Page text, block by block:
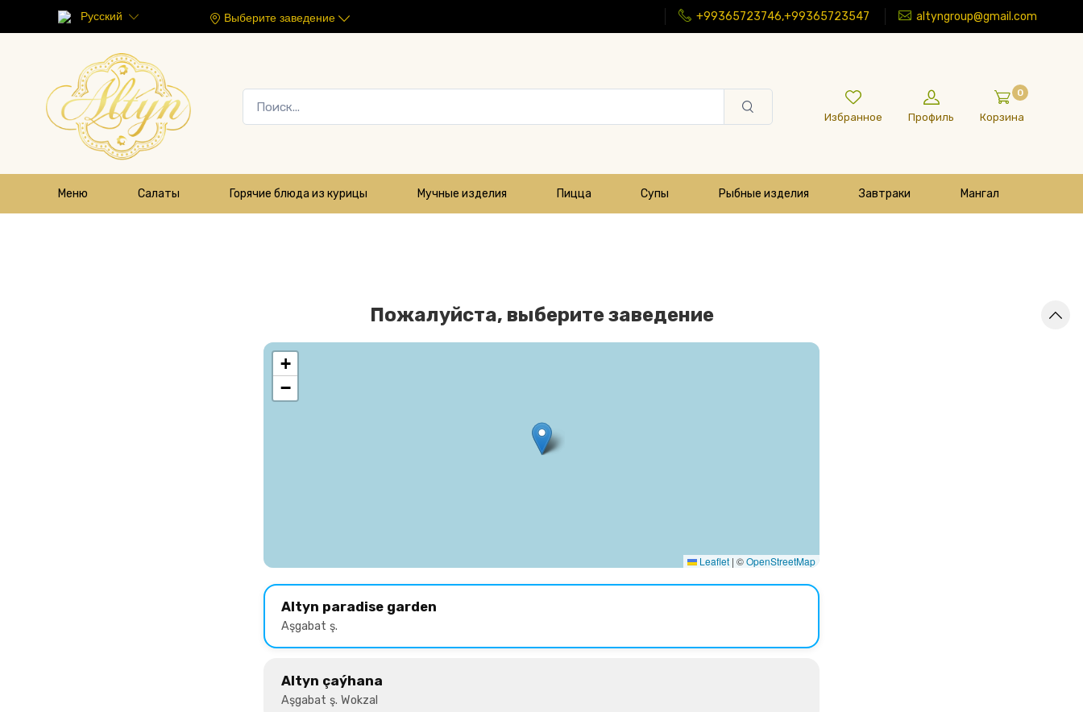
Русский Выберите заведение +99365723746,+99365723547 altyngroup@gmail.com
Избранное Профиль
0
Корзина
Меню Салаты Горячие блюда из курицы Мучные изделия Пицца Супы Рыбные изделия Завтраки Мангал
Пожалуйста, выберите заведение
+
−
Leaflet | ©OpenStreetMap
Altyn paradise garden
Aşgabat ş.
Altyn çaýhana
Aşgabat ş. Wokzal